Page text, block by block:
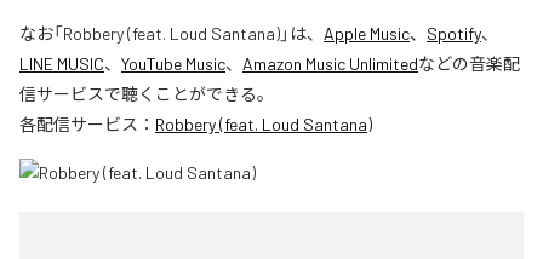
なお「Robbery (feat. Loud Santana)」は、 Apple Music、 Spotify、
LINE MUSIC、 YouTube Music、 Amazon Music Unlimitedなどの音楽配
信サービスで聴くことができる。
各配信サービス： Robbery (feat. Loud Santana)